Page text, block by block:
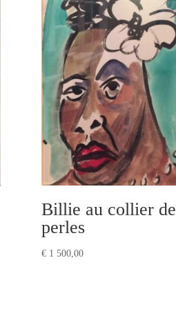
Billie au collier de
perles
€1 500,00